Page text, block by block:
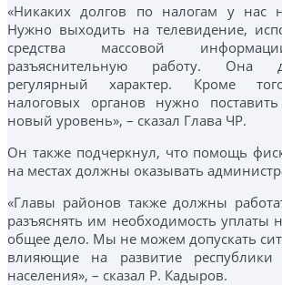
«Никаких долгов по налогам у нас
Нужно выходить на телевидение,
средства массовой
разъяснительную работу. Она
регулярный характер. Кроме
налоговых органов нужно
новый уровень», – сказал Глава ЧР.
Он также подчеркнул, что помощь
на местах должны оказывать
«Главы районов также должны
разъяснять им необходимость уплаты
общее дело. Мы не можем допускать
влияющие на развитие республики
населения», – сказал Р. Кадыров.